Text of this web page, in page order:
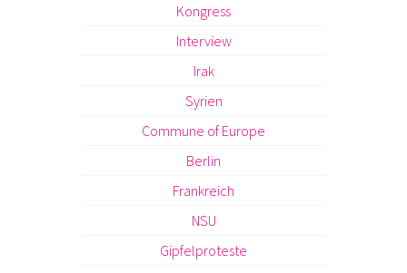
Kongress
Interview
Irak
Syrien
Commune of Europe
Berlin
Frankreich
NSU
Gipfelproteste